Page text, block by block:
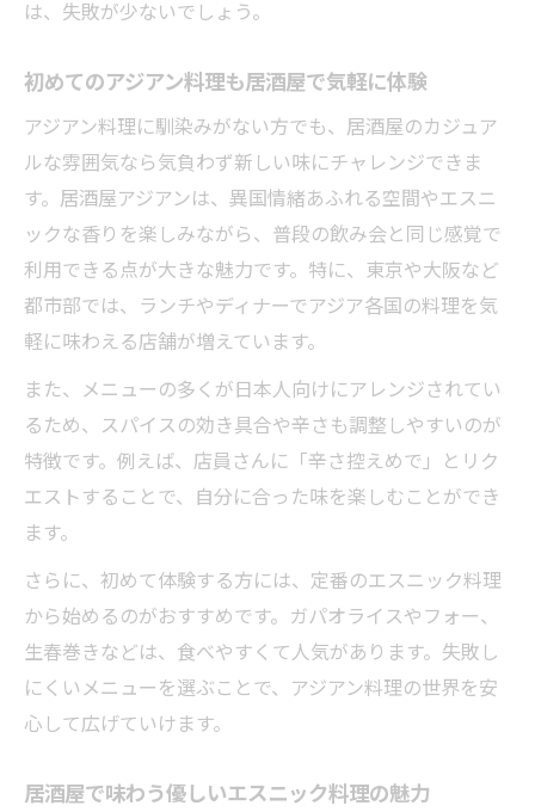
は、失敗が少ないでしょう。
初めてのアジアン料理も居酒屋で気軽に体験
アジアン料理に馴染みがない方でも、居酒屋のカジュア
ルな雰囲気なら気負わず新しい味にチャレンジできま
す。居酒屋アジアンは、異国情緒あふれる空間やエスニ
ックな香りを楽しみながら、普段の飲み会と同じ感覚で
利用できる点が大きな魅力です。特に、東京や大阪など
都市部では、ランチやディナーでアジア各国の料理を気
軽に味わえる店舗が増えています。
また、メニューの多くが日本人向けにアレンジされてい
るため、スパイスの効き具合や辛さも調整しやすいのが
特徴です。例えば、店員さんに「辛さ控えめで」とリク
エストすることで、自分に合った味を楽しむことができ
ます。
さらに、初めて体験する方には、定番のエスニック料理
から始めるのがおすすめです。ガパオライスやフォー、
生春巻きなどは、食べやすくて人気があります。失敗し
にくいメニューを選ぶことで、アジアン料理の世界を安
心して広げていけます。
居酒屋で味わう優しいエスニック料理の魅力